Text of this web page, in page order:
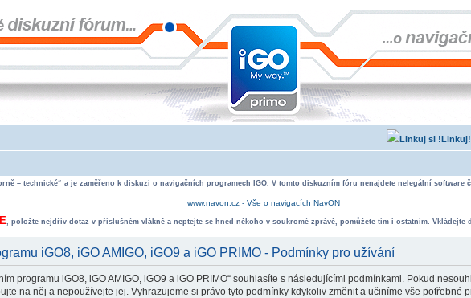
– technické“ a je zaměřeno k diskuzi o navigačních programech IGO. V tomto diskuzním fóru nenajdete nelegální software
www.navon.cz - Vše o navigacích NavON
, položte nejdřív dotaz v příslušném vlákně a neptejte se hned někoho v soukromé zprávě, pomůžete tím i ostatním.
iGO8, iGO AMIGO, iGO9 a iGO PRIMO - Podmínky pro užívání
programu iGO8, iGO AMIGO, iGO9 a iGO PRIMO“ souhlasíte s následujícími podmínkami. Pokud
na něj a nepoužívejte jej. Vyhrazujeme si právo tyto podmínky kdykoliv změnit a učiníme vše